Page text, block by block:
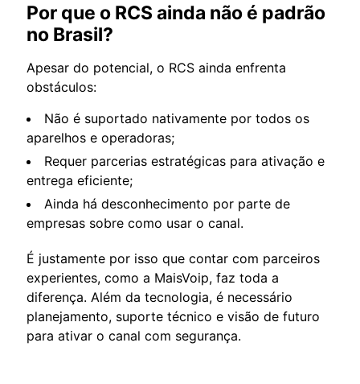
Por que o RCS ainda não é padrão
no Brasil?
Apesar do potencial, o RCS ainda enfrenta
obstáculos:
Não é suportado nativamente por todos os
aparelhos e operadoras;
Requer parcerias estratégicas para ativação e
entrega eficiente;
Ainda há desconhecimento por parte de
empresas sobre como usar o canal.
É justamente por isso que contar com parceiros
experientes, como a MaisVoip, faz toda a
diferença. Além da tecnologia, é necessário
planejamento, suporte técnico e visão de futuro
para ativar o canal com segurança.